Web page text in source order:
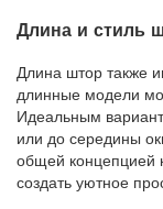
Длина и стиль
Длина штор также
длинные модели
Идеальным
или до середины
общей концепцией
создать уютное